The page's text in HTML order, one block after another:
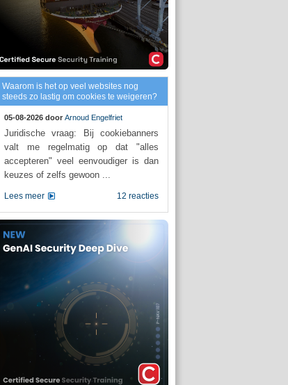
Waarom is het op veel websites nog
steeds zo lastig om cookies te weigeren?
05-08-2026 door Arnoud Engelfriet
Juridische vraag: Bij cookiebanners
valt me regelmatig op dat "alles
accepteren" veel eenvoudiger is dan
keuzes of zelfs gewoon ...
12 reacties
Lees meer